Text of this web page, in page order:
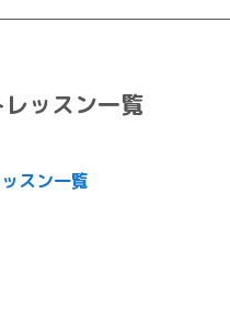
ッスン一覧
スン一覧